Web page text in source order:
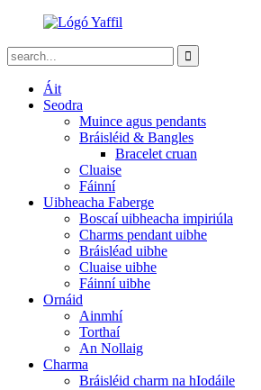
Áit
Seodra
Muince agus pendants
Bráisléid & Bangles
Bracelet cruan
Cluaise
Fáinní
Uibheacha Faberge
Boscaí uibheacha impiriúla
Charms pendant uibhe
Bráisléad uibhe
Cluaise uibhe
Fáinní uibhe
Ornáid
Ainmhí
Torthaí
An Nollaig
Charma
Bráisléid charm na hIodáile